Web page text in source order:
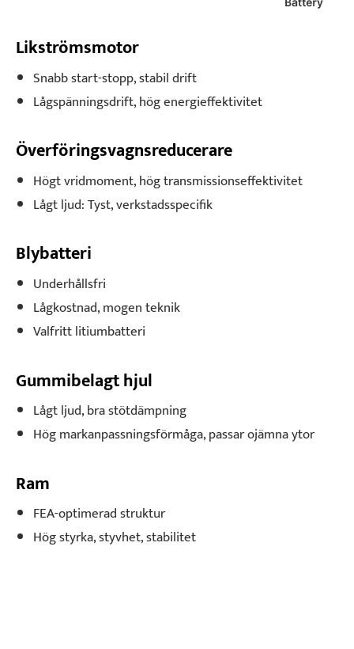
Likströmsmotor
Snabb start-stopp, stabil drift
Lågspänningsdrift, hög energieffektivitet
Överföringsvagnsreducerare
Högt vridmoment, hög transmissionseffektivitet
Lågt ljud: Tyst, verkstadsspecifik
Blybatteri
Underhållsfri
Lågkostnad, mogen teknik
Valfritt litiumbatteri
Gummibelagt hjul
Lågt ljud, bra stötdämpning
Hög markanpassningsförmåga, passar ojämna ytor
Ram
FEA-optimerad struktur
Hög styrka, styvhet, stabilitet